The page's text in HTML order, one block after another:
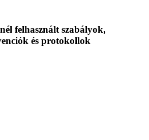
felhasznált szabályok,
és protokollok